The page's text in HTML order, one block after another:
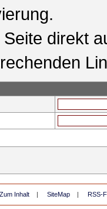
direkt
Zum Inhalt | SiteMap | RSS-